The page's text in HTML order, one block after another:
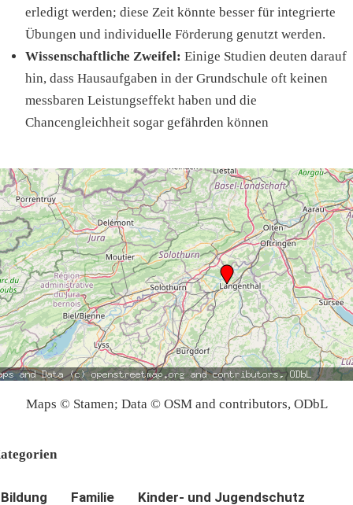
erledigt werden; diese Zeit könnte besser für integrierte
Übungen und individuelle Förderung genutzt werden.
Wissenschaftliche Zweifel: Einige Studien deuten darauf
hin, dass Hausaufgaben in der Grundschule oft keinen
messbaren Leistungseffekt haben und die
Chancengleichheit sogar gefährden können
Maps © Stamen; Data © OSM and contributors, ODbL
Bildung Familie
Kinder- und Jugendschutz